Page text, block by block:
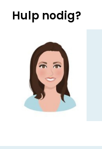
Hulp nodig?